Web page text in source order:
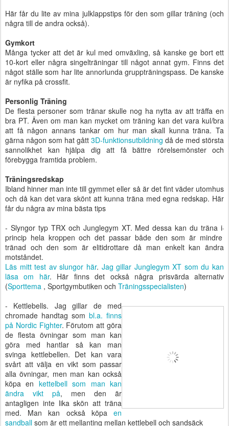
Här får du lite av mina julklappstips för den som gillar träning (och
några till de andra också).
Gymkort
Många tycker att det är kul med omväxling, så kanske ge bort ett
10-kort eller några singelträningar till något annat gym. Finns det
något ställe som har lite annorlunda gruppträningspass. De kanske
är nyfika på crossfit.
Personlig Träning
De flesta personer som tränar skulle nog ha nytta av att träffa en
bra PT. Även om man kan mycket om träning kan det vara kul/bra
att få någon annans tankar om hur man skall kunna träna. Ta
gärna någon som hat gått 3D-funktionsutbildning då de med största
sannolikhet kan hjälpa dig att få bättre rörelsemönster och
förebygga framtida problem.
Träningsredskap
Ibland hinner man inte till gymmet eller så är det fint väder utomhus
och då kan det vara skönt att kunna träna med egna redskap. Här
får du några av mina bästa tips
- Slyngor typ TRX och Junglegym XT. Med dessa kan du träna i
princip hela kroppen och det passar både den som är mindre
tränad och den som är elitidrottare då man enkelt kan ändra
motståndet.
Läs mitt test av slungor här. Jag gillar Junglegym XT som du kan
läsa om här. Här finns det också några prisvärda alternativ
(Sporttema , Sportgymbutiken och Träningsspecialisten)
- Kettlebells. Jag gillar de med
chromade handtag som bl.a. finns
på Nordic Fighter. Förutom att göra
de flesta övningar som man kan
göra med hantlar så kan man
svinga kettlebellen. Det kan vara
svårt att välja en vikt som passar
alla övningar, men man kan också
köpa en kettelbell som man kan
ändra vikt på, men den är
antagligen inte lika skön att träna
med. Man kan också köpa en
sandball som är ett mellanting mellan kettlebell och sandsäck